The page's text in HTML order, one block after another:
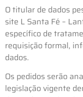
O titular de dados
site L Santa Fé –
específico de
requisição formal,
dados.
Os pedidos serão
legislação vigente